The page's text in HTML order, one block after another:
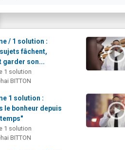
/ 1 solution :
fâchent,
garder son...
1 solution
BITTON
1 solution :
le bonheur depuis
1 solution
BITTON